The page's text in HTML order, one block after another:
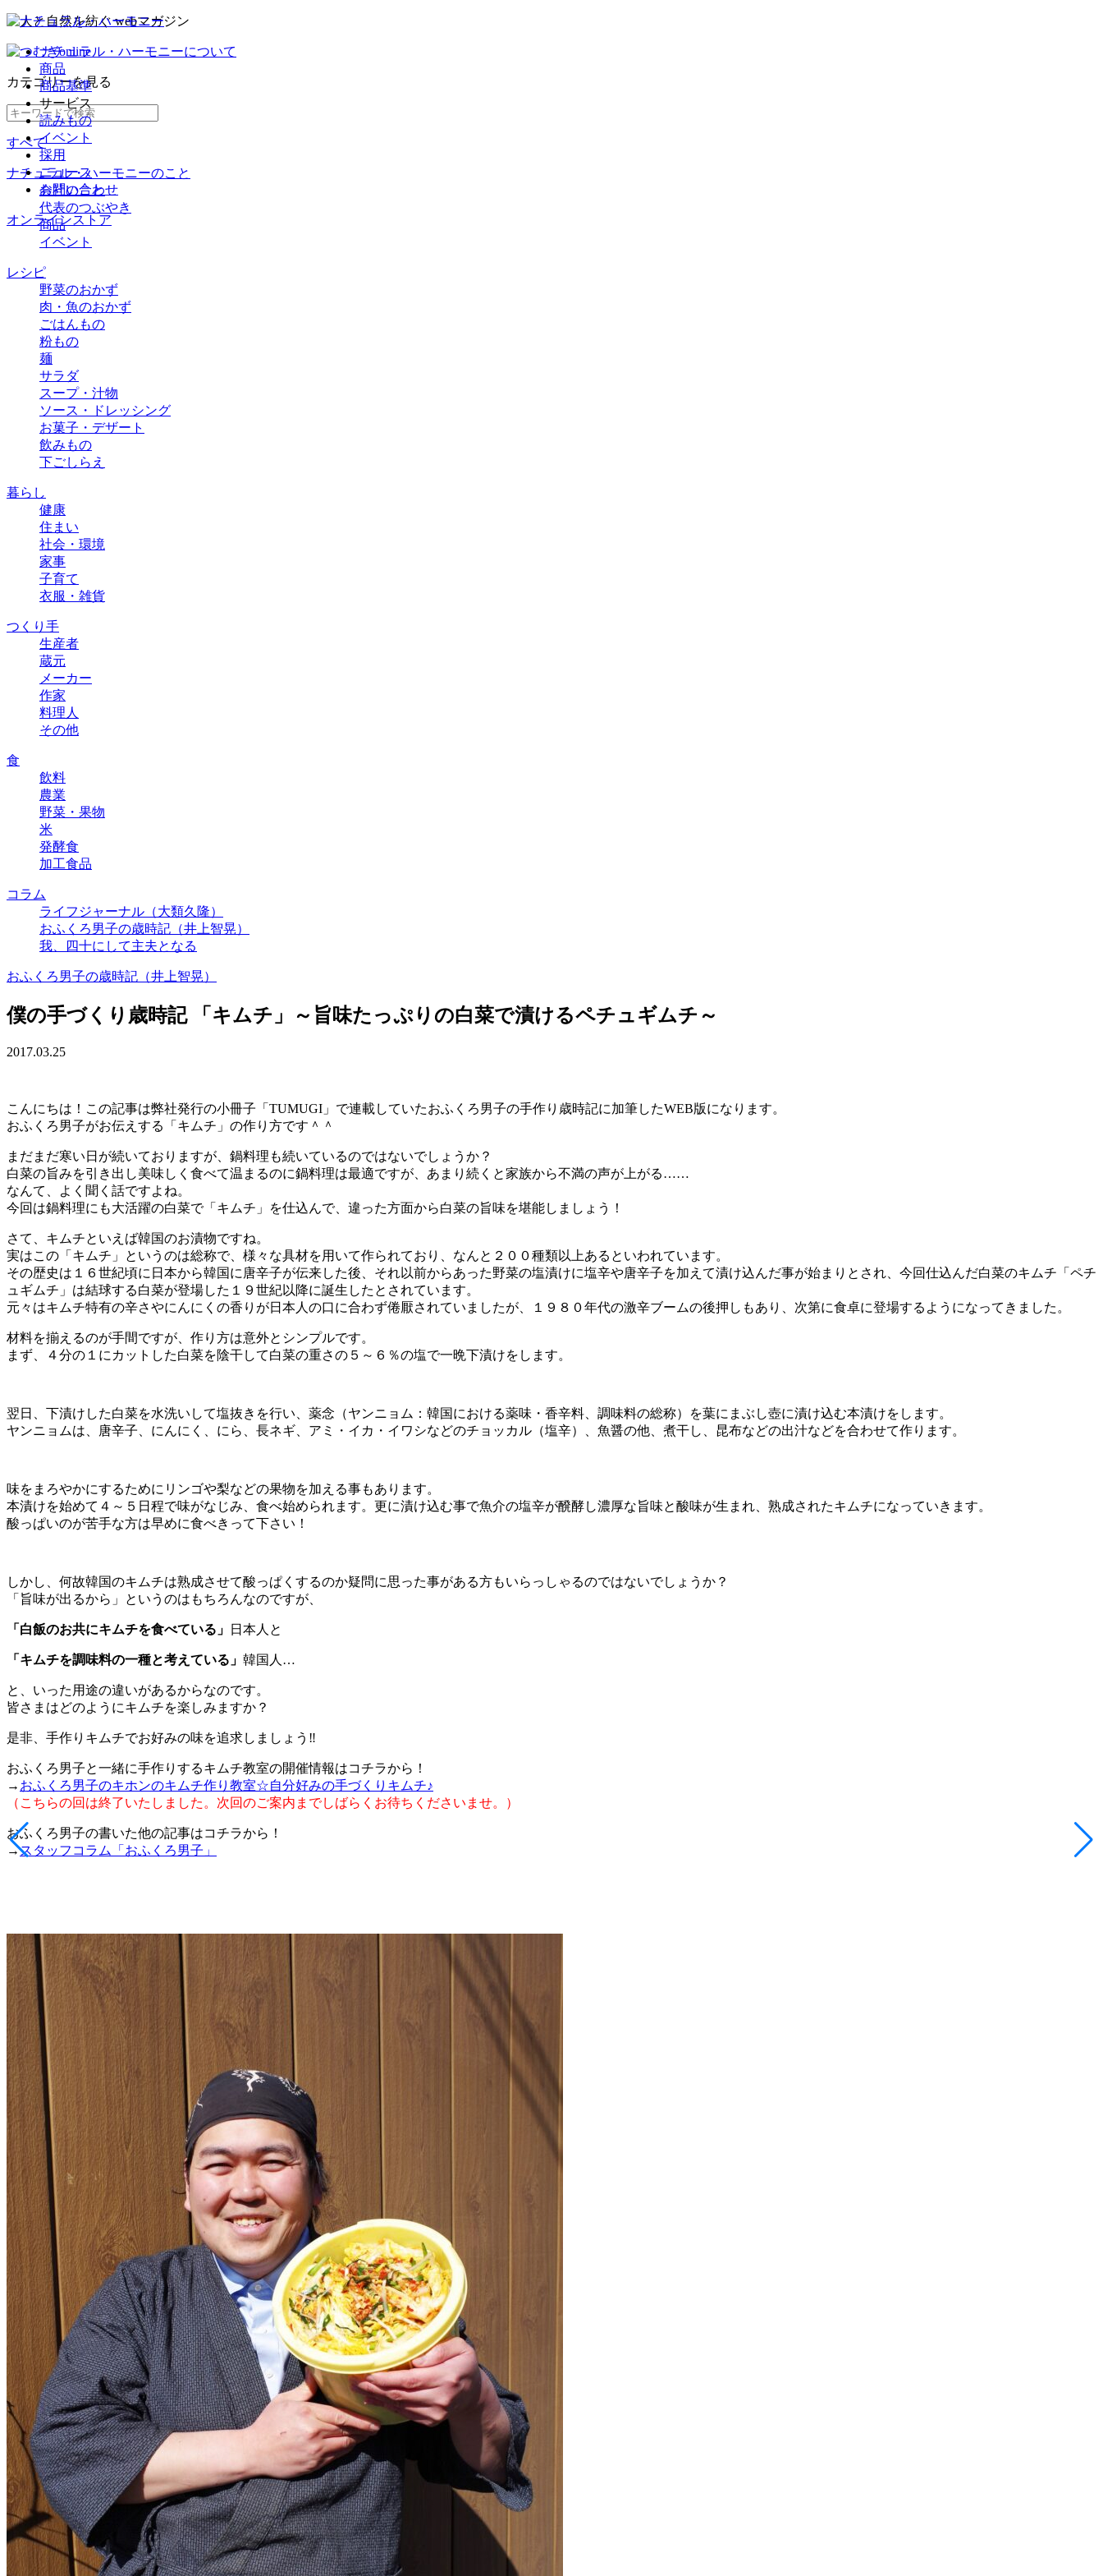
ナチュラル・ハーモニーについて
商品
商品基準
サービス
読みもの
イベント
採用
ニュース
お問い合わせ
オンラインストア
カテゴリーを見る
すべて
ナチュラル・ハーモニーのこと
会社のこと
代表のつぶやき
商品
イベント
レシピ
野菜のおかず
肉・魚のおかず
ごはんもの
粉もの
麺
サラダ
スープ・汁物
ソース・ドレッシング
お菓子・デザート
飲みもの
下ごしらえ
暮らし
健康
住まい
社会・環境
家事
子育て
衣服・雑貨
つくり手
生産者
蔵元
メーカー
作家
料理人
その他
食
飲料
農業
野菜・果物
米
発酵食
加工食品
コラム
ライフジャーナル（大類久隆）
おふくろ男子の歳時記（井上智晃）
我、四十にして主夫となる
おふくろ男子の歳時記（井上智晃）
僕の手づくり歳時記 「キムチ」～旨味たっぷりの白菜で漬けるペチュギムチ～
2017.03.25
こんにちは！この記事は弊社発行の小冊子「TUMUGI」で連載していたおふくろ男子の手作り歳時記に加筆したWEB版になります。
おふくろ男子がお伝えする「キムチ」の作り方です＾＾
まだまだ寒い日が続いておりますが、鍋料理も続いているのではないでしょうか？
白菜の旨みを引き出し美味しく食べて温まるのに鍋料理は最適ですが、あまり続くと家族から不満の声が上がる……
なんて、よく聞く話ですよね。
今回は鍋料理にも大活躍の白菜で「キムチ」を仕込んで、違った方面から白菜の旨味を堪能しましょう！
さて、キムチといえば韓国のお漬物ですね。
実はこの「キムチ」というのは総称で、様々な具材を用いて作られており、なんと２００種類以上あるといわれています。
その歴史は１６世紀頃に日本から韓国に唐辛子が伝来した後、それ以前からあった野菜の塩漬けに塩辛や唐辛子を加えて漬け込んだ事が始まりとされ、今回仕込んだ白菜のキムチ「ペチ
ュギムチ」は結球する白菜が登場した１９世紀以降に誕生したとされています。
元々はキムチ特有の辛さやにんにくの香りが日本人の口に合わず倦厭されていましたが、１９８０年代の激辛ブームの後押しもあり、次第に食卓に登場するようになってきました。
材料を揃えるのが手間ですが、作り方は意外とシンプルです。
まず、４分の１にカットした白菜を陰干して白菜の重さの５～６％の塩で一晩下漬けをします。
翌日、下漬けした白菜を水洗いして塩抜きを行い、薬念（ヤンニョム：韓国における薬味・香辛料、調味料の総称）を葉にまぶし壺に漬け込む本漬けをします。
ヤンニョムは、唐辛子、にんにく、にら、長ネギ、アミ・イカ・イワシなどのチョッカル（塩辛）、魚醤の他、煮干し、昆布などの出汁などを合わせて作ります。
味をまろやかにするためにリンゴや梨などの果物を加える事もあります。
本漬けを始めて４～５日程で味がなじみ、食べ始められます。更に漬け込む事で魚介の塩辛が醗酵し濃厚な旨味と酸味が生まれ、熟成されたキムチになっていきます。
酸っぱいのが苦手な方は早めに食べきって下さい！
しかし、何故韓国のキムチは熟成させて酸っぱくするのか疑問に思った事がある方もいらっしゃるのではないでしょうか？
「旨味が出るから」というのはもちろんなのですが、
「白飯のお共にキムチを食べている」 日本人と
「キムチを調味料の一種と考えている」 韓国人…
と、いった用途の違いがあるからなのです。
皆さまはどのようにキムチを楽しみますか？
是非、手作りキムチでお好みの味を追求しましょう‼
おふくろ男子と一緒に手作りするキムチ教室の開催情報はコチラから！
→ おふくろ男子のキホンのキムチ作り教室☆自分好みの手づくりキムチ♪
（こちらの回は終了いたしました。次回のご案内までしばらくお待ちくださいませ。）
おふくろ男子の書いた他の記事はコチラから！
→スタッフコラム「おふくろ男子」